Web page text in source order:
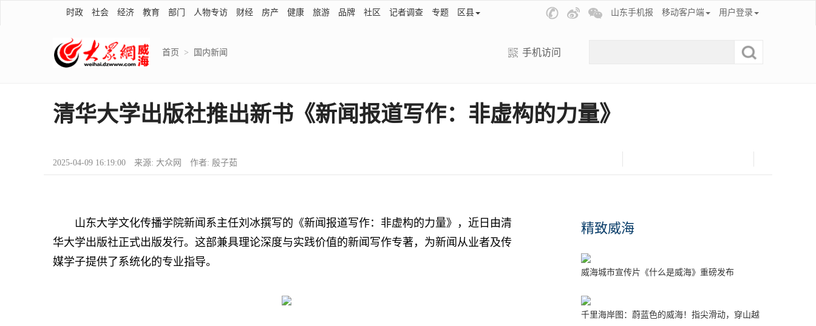
时政 社会 经济 教育 部门 人物专访 财经 房产 健康 旅游 品牌 社区 记者调查 专题 区县 山东手机报 移动客户端 用户登录
首页 > 国内新闻 手机访问
清华大学出版社推出新书《新闻报道写作：非虚构的力量》
2025-04-09 16:19:00 来源: 大众网 作者: 殷子茹
山东大学文化传播学院新闻系主任刘冰撰写的《新闻报道写作：非虚构的力量》，近日由清
华大学出版社正式出版发行。这部兼具理论深度与实践价值的新闻写作专著，为新闻从业者及传
媒学子提供了系统化的专业指导。
精致威海
威海城市宣传片《什么是威海》重磅发布
千里海岸图：蔚蓝色的威海！指尖滑动，穿山越